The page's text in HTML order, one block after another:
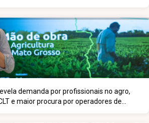
demanda por profissionais no agro,
e maior procura por operadores de